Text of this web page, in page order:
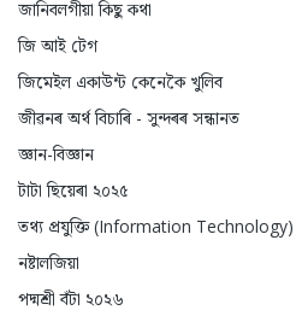
জানিবলগীয়া কিছু কথা
জি আই টেগ
জিমেইল একাউন্ট কেনেকৈ খুলিব
জীৱনৰ অৰ্থ বিচাৰি - সুন্দৰৰ সন্ধানত
জ্ঞান-বিজ্ঞান
টাটা ছিয়েৰা ২০২৫
তথ্য প্ৰযুক্তি (Information Technology)
নষ্টালজিয়া
পদ্মশ্ৰী বঁটা ২০২৬